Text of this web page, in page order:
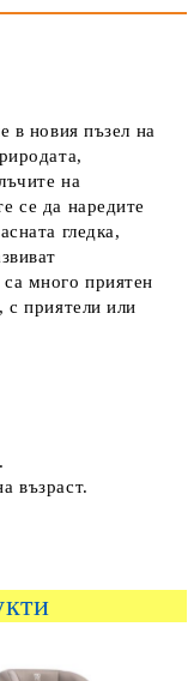
в новия пъзел на
на
се да наредите
гледка,
много приятен
с приятели или
възраст.